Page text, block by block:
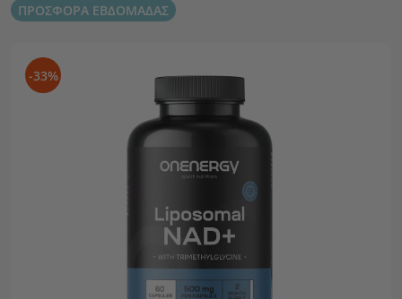
ΠΡΟΣΦΟΡΑ ΕΒΔΟΜΑΔΑΣ
-33%